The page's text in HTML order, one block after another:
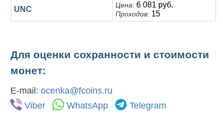
UNC Цена: 6 081 руб.
Проходов: 15
Для оценки сохранности и стоимости
монет:
E-mail: ocenka@fcoins.ru
Viber
WhatsApp Telegram